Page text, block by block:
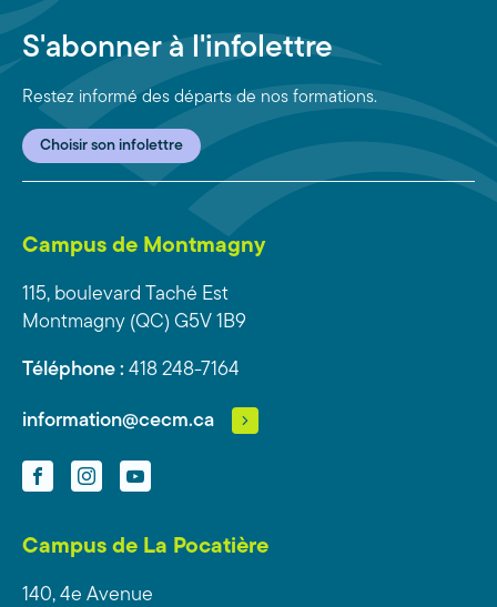
S'abonner à l'infolettre
Restez informé des départs de nos formations.
Choisir son infolettre
Campus de Montmagny
115, boulevard Taché Est
Montmagny (QC) G5V 1B9
Téléphone : 418 248-7164
information@cecm.ca
FacebookInstagramYouTube
Campus de La Pocatière
140, 4e Avenue